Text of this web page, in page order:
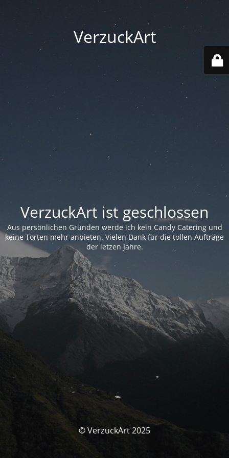
VerzuckArt
VerzuckArt ist geschlossen
Aus persönlichen Gründen werde ich kein Candy Catering und
keine Torten mehr anbieten. Vielen Dank für die tollen Aufträge
der letzen Jahre.
© VerzuckArt 2025